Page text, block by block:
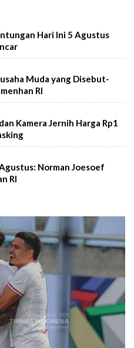
Hari Ini 5 Agustus
Muda yang Disebut-
RI
Kamera Jernih Harga Rp1
Norman Joesoef
RI